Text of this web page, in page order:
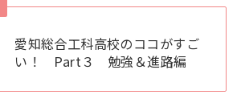
愛知総合工科高校のココがすご
い！ Part３ 勉強＆進路編